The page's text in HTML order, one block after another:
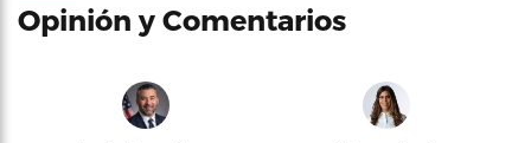
Opinión y Comentarios